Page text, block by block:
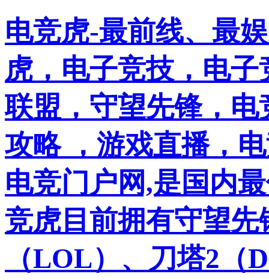
电竞虎-最前线、最
虎，电子竞技，电
联盟，守望先锋，
攻略 ，游戏直播，
电竞门户网,是国内
竞虎目前拥有守望
（LOL）、刀塔2（